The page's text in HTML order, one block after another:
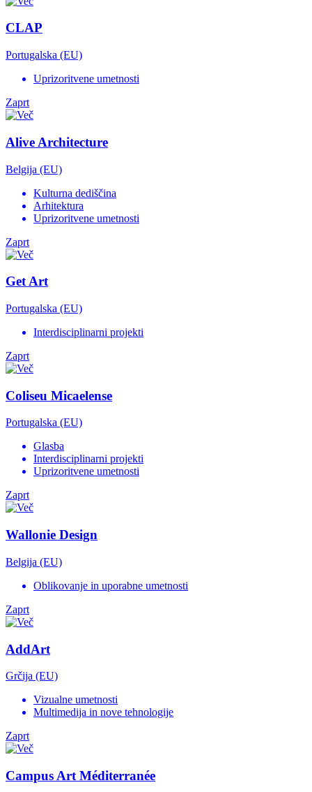
CLAP
Portugalska (EU)
Uprizoritvene umetnosti
Zaprt
Alive Architecture
Belgija (EU)
Kulturna dediščina
Arhitektura
Uprizoritvene umetnosti
Zaprt
Get Art
Portugalska (EU)
Interdisciplinarni projekti
Zaprt
Coliseu Micaelense
Portugalska (EU)
Glasba
Interdisciplinarni projekti
Uprizoritvene umetnosti
Zaprt
Wallonie Design
Belgija (EU)
Oblikovanje in uporabne umetnosti
Zaprt
AddArt
Grčija (EU)
Vizualne umetnosti
Multimedija in nove tehnologije
Zaprt
Campus Art Méditerranée